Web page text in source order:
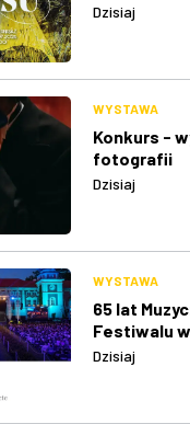
Dzisiaj
WYSTAWA
Konkurs -
fotografii
Dzisiaj
WYSTAWA
65 lat
Festiwalu
Dzisiaj